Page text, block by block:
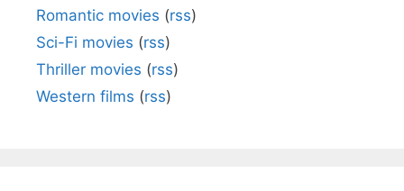
Romantic movies (rss)
Sci-Fi movies (rss)
Thriller movies (rss)
Western films (rss)